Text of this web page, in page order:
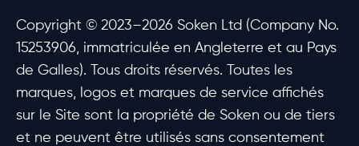
Copyright © 2023–2026 Soken Ltd (Company No.
15253906, immatriculée en Angleterre et au Pays
de Galles). Tous droits réservés. Toutes les
marques, logos et marques de service affichés
sur le Site sont la propriété de Soken ou de tiers
et ne peuvent être utilisés sans consentement